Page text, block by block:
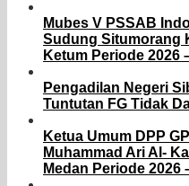
Mubes V PSSAB
Sudung Situmorang
Ketum Periode 2026
Pengadilan Negeri
Tuntutan FG Tidak
Ketua Umum DPP
Muhammad Ari Al-
Medan Periode 2026